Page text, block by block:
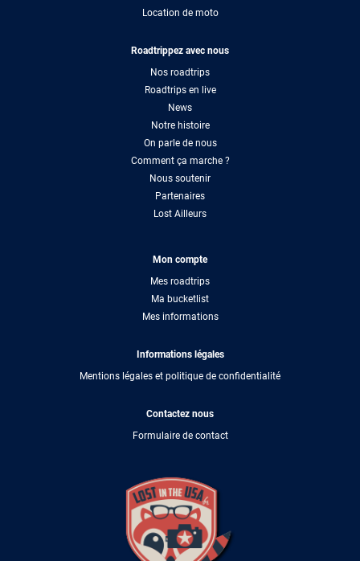
Location de moto
Roadtrippez avec nous
Nos roadtrips
Roadtrips en live
News
Notre histoire
On parle de nous
Comment ça marche ?
Nous soutenir
Partenaires
Lost Ailleurs
Mon compte
Mes roadtrips
Ma bucketlist
Mes informations
Informations légales
Mentions légales et politique de confidentialité
Contactez nous
Formulaire de contact